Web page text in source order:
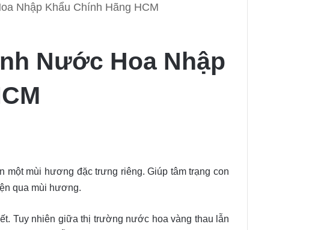
Nhập Khẩu Chính Hãng HCM
Nước Hoa Nhập
một mùi hương đặc trưng riêng. Giúp tâm trạng con
qua mùi hương.
Tuy nhiên giữathị trường nước hoa vàng thau lẫn